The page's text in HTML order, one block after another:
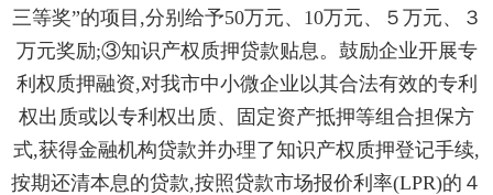
三等奖”的项目,分别给予50万元、10万元、５万元、３
万元奖励;③知识产权质押贷款贴息。鼓励企业开展专
利权质押融资,对我市中小微企业以其合法有效的专利
权出质或以专利权出质、固定资产抵押等组合担保方
式,获得金融机构贷款并办理了知识产权质押登记手续,
按期还清本息的贷款,按照贷款市场报价利率(LPR)的４